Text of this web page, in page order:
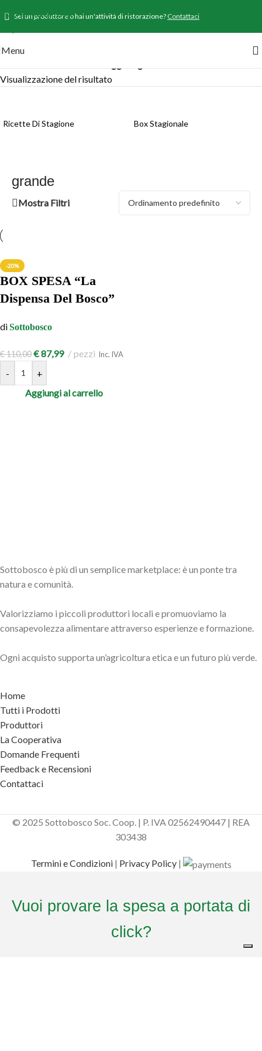
Skip to navigation
Sei un produttore o hai un'attività di ristorazione? Contattaci
Menu
Visualizzazione del risultato
Ricette Di Stagione Box Stagionale
grande
Mostra Filtri
-20%
BOX SPESA “La
Dispensa Del Bosco”
diSottobosco
€110,00€87,99 pezzi Inc. IVA
-
+
Aggiungi al carrello
Sottobosco è più di un semplice marketplace: è un ponte tra
natura e comunità.
Valorizziamo i piccoli produttori locali e promuoviamo la
consapevolezza alimentare attraverso esperienze e formazione.
Ogni acquisto supporta un’agricoltura etica e un futuro più verde.
Home
Tutti i Prodotti
Produttori
La Cooperativa
Domande Frequenti
Feedback e Recensioni
Contattaci
© 2025 Sottobosco Soc. Coop. | P. IVA 02562490447 | REA
303438
Termini e Condizioni| Privacy Policy|
Vuoi provare la spesa a portata di
click?